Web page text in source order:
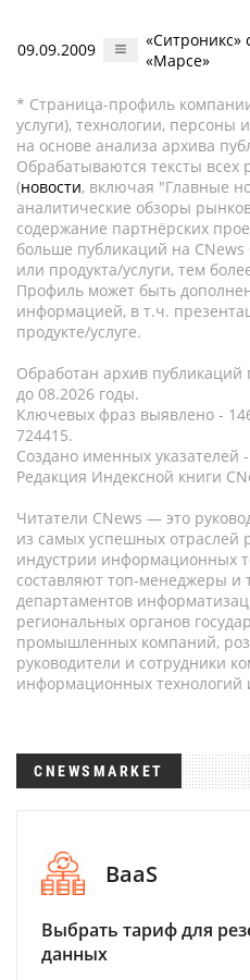
09.09.2009
«Ситроникс»
«Марсе»
* Страница-профиль
услуги), технологии, персоны
на основе анализа архива
Обрабатываются тексты всех
(новости, включая "Главные
аналитические обзоры
содержание партнёрских
больше публикаций на
или продукта/услуги, тем
Профиль может быть
информацией, в т.ч.
продукте/услуге.
Обработан архив публикаций
до 08.2026 годы.
Ключевых фраз выявлено -
724415.
Создано именных указателей
Редакция Индексной книги
Читатели CNews — это
из самых успешных отраслей
индустрии информационных
составляют топ-менеджеры и
департаментов
региональных органов
промышленных компаний,
руководители и сотрудники
информационных технологий
CNEWSMARKET
BaaS
Выбрать тариф для
данных